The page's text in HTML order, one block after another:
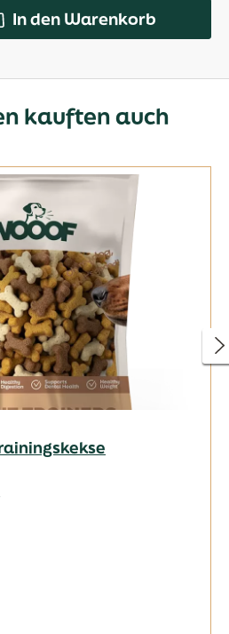
In den Warenkorb
kauften auch